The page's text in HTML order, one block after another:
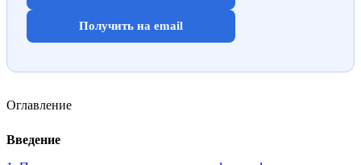
Получить на email
Оглавление
Введение